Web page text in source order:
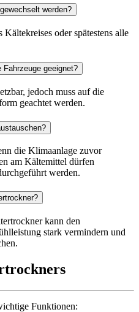
werden?
oder spätestens alle
geeignet?
jedoch muss auf die
geachtet werden.
die Klimaanlage zuvor
am Kältemittel dürfen
werden.
kann den
stark vermindern und
Funktionen: